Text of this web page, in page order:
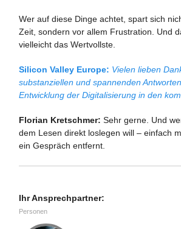
Wer auf diese Dinge achtet, spart sich
Zeit, sondern vor allem Frustration. Und
vielleicht das Wertvollste.
Silicon Valley Europe: Vielen lieben
substanziellen und spannenden
Entwicklung der Digitalisierung in den
Florian Kretschmer: Sehr gerne. Und
dem Lesen direkt loslegen will – einfach
ein Gespräch entfernt.
Ihr Ansprechpartner:
Personen